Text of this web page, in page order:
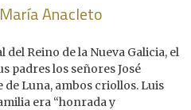
Anacleto
del Reino de la Nueva Galicia, el
padres los señores José
Luna, ambos criollos. Luis
era “honrada y